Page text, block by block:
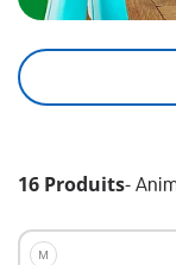
16 Produits-
M